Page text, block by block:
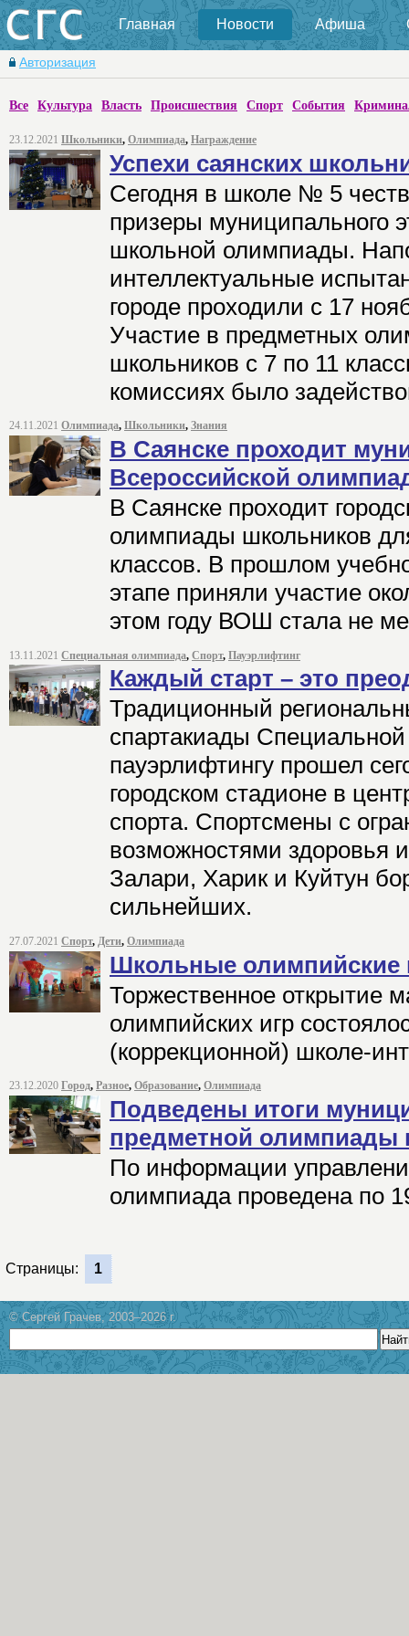
Главная Новости Афиша
Авторизация
Все Культура Власть Происшествия Спорт События
23.12.2021 Школьники, Олимпиада, Награждение
Успехи саянских
Сегодня в школе № 5
призеры муниципального
школьной олимпиады.
интеллектуальные
городе проходили с 17
Участие в предметных
школьников с 7 по 11
комиссиях было
24.11.2021 Олимпиада, Школьники, Знания
В Саянске проходит
Всероссийской
В Саянске проходит
олимпиады школьников
классов. В прошлом
этапе приняли участие
этом году ВОШ стала не
13.11.2021 Специальная олимпиада, Спорт, Пауэрлифтинг
Каждый старт – это
Традиционный
спартакиады
пауэрлифтингу прошел
городском стадионе в
спорта. Спортсмены с
возможностями здоровья
Залари, Харик и Куйтун
сильнейших.
27.07.2021 Спорт, Дети, Олимпиада
Школьные олимпийские
Торжественное открытие
олимпийских игр
(коррекционной) школе-
23.12.2020 Город, Разное, Образование, Олимпиада
Подведены итоги
предметной олимпиады
По информации
олимпиада проведена по
Страницы: 1
© Сергей Грачев, 2003–2026 г.